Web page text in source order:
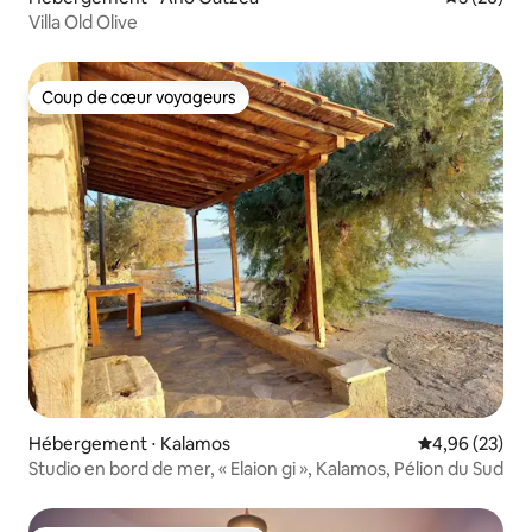
Villa Old Olive
Coup de cœur voyageurs
Coup de cœur voyageurs
Hébergement ⋅ Kalamos Évaluation
4,96 (23)
Studio en bord de mer, « Elaion gi », Kalamos, Pélion du Sud